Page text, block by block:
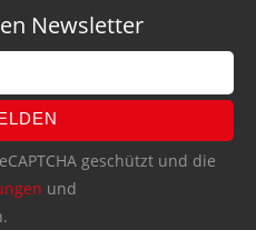
Newsletter
geschützt und die
und